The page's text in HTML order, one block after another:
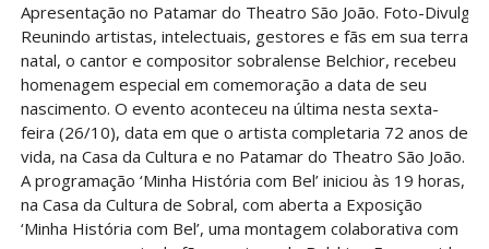
Apresentação no Patamar do Theatro São João. Foto-
Reunindo artistas, intelectuais, gestores e fãs em sua terra
natal, o cantor e compositor sobralense Belchior, recebeu
homenagem especial em comemoração a data de seu
nascimento. O evento aconteceu na última nesta sexta-
feira (26/10), data em que o artista completaria 72 anos de
vida, na Casa da Cultura e no Patamar do Theatro São João.
A programação ‘Minha História com Bel’ iniciou às 19 horas,
na Casa da Cultura de Sobral, com aberta a Exposição
‘Minha História com Bel’, uma montagem colaborativa com